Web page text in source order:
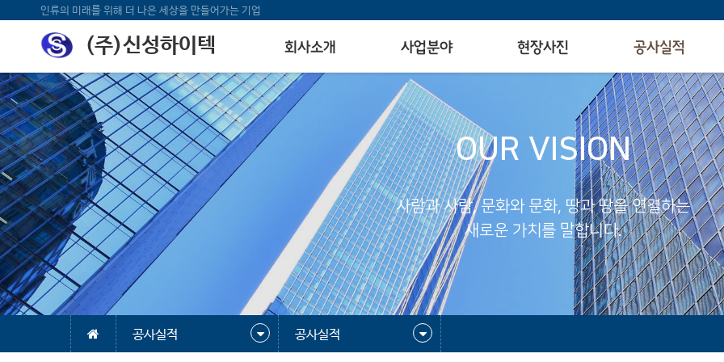
인류의 미래를 위해 더 나은 세상을 만들어가는 기업
(주)신성하이텍 회사소개 사업분야 현장사진 공사실적
OUR VISION
사람과 사람, 문화와 문화, 땅과 땅을 연결하는
새로운 가치를 말합니다.
공사실적 공사실적